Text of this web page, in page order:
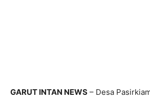
GARUT INTAN NEWS – Desa